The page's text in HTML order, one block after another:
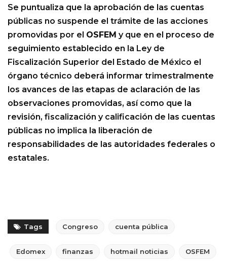
Se puntualiza que la aprobación de las cuentas
públicas no suspende el trámite de las acciones
promovidas por el OSFEM y que en el proceso de
seguimiento establecido en la Ley de
Fiscalización Superior del Estado de México el
órgano técnico deberá informar trimestralmente
los avances de las etapas de aclaración de las
observaciones promovidas, así como que la
revisión, fiscalización y calificación de las cuentas
públicas no implica la liberación de
responsabilidades de las autoridades federales o
estatales.
Tags Congreso cuenta pública
Edomex finanzas hotmail noticias OSFEM